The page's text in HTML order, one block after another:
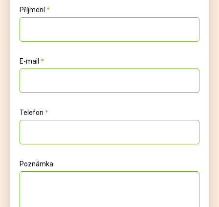
Příjmení
E-mail
Telefon
Poznámka